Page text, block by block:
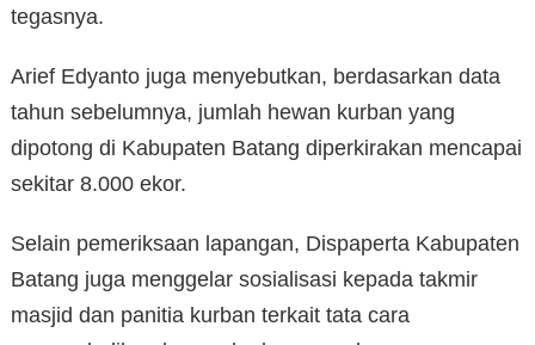
tegasnya.
Arief Edyanto juga menyebutkan, berdasarkan data
tahun sebelumnya, jumlah hewan kurban yang
dipotong di Kabupaten Batang diperkirakan mencapai
sekitar 8.000 ekor.
Selain pemeriksaan lapangan, Dispaperta Kabupaten
Batang juga menggelar sosialisasi kepada takmir
masjid dan panitia kurban terkait tata cara